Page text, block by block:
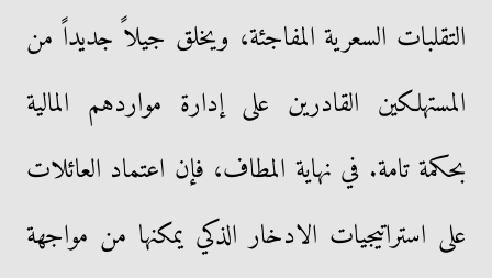
التقلبات السعرية المفاجئة، ويخلق جيلاً جديداً من
المستهلكين القادرين على إدارة مواردهم المالية
بحكمة تامة. في نهاية المطاف، فإن اعتماد العائلات
على استراتيجيات الادخار الذكي يمكنها من مواجهة